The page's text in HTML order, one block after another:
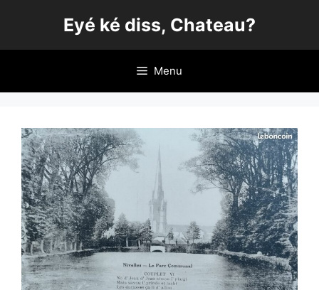
Eyé ké diss, Chateau?
Menu